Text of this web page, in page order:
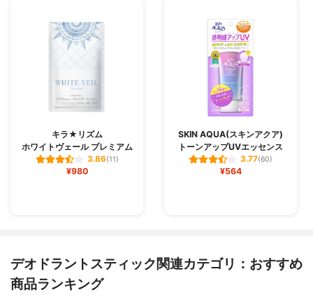
キラ★リズム
ホワイトヴェール プレミアム
3.86(11)
¥980
SKIN AQUA(スキンアクア)
トーンアップUVエッセンス
3.77(60)
¥564
デオドラントスティック関連カテゴリ：おすすめ
商品ランキング